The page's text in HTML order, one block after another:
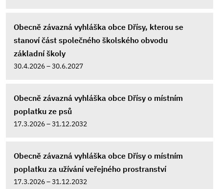
Obecně závazná vyhláška obce Dřísy, kterou se
stanoví část společného školského obvodu
základní školy
30.4.2026 – 30.6.2027
Obecně závazná vyhláška obce Dřísy o místním
poplatku ze psů
17.3.2026 – 31.12.2032
Obecně závazná vyhláška obce Dřísy o místním
poplatku za užívání veřejného prostranství
17.3.2026 – 31.12.2032